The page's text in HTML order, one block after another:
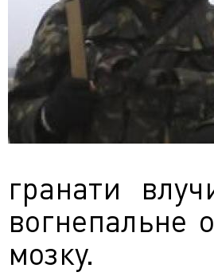
гранати
вогнепальне
мозку.